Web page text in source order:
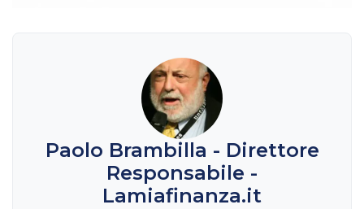
Paolo Brambilla - Direttore
Responsabile -
Lamiafinanza.it